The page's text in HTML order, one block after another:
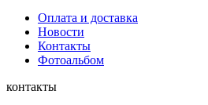
Оплата и доставка
Новости
Контакты
Фотоальбом
контакты